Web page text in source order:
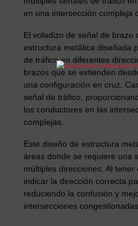
en una intersección compleja
El voladizo de señal de brazo
estructura metálica diseñada
de tráfico en diferentes
brazos que se extienden
una configuración en cruz.
señal de tráfico,
los conductores en las
complejas.
Este diseño de estructura
áreas donde se requiere una
múltiples direcciones. Al
indicar la dirección correcta
reduciendo la confusión y
intersecciones congestionadas.